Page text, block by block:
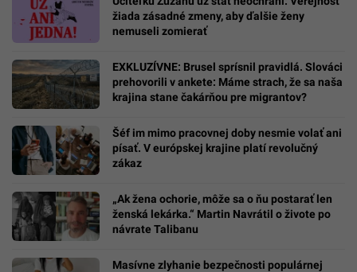
žiada zásadné zmeny, aby ďalšie ženy
nemuseli zomierať
EXKLUZÍVNE: Brusel sprísnil pravidlá. Slováci
prehovorili v ankete: Máme strach, že sa naša
krajina stane čakárňou pre migrantov?
Šéf im mimo pracovnej doby nesmie volať ani
písať. V európskej krajine platí revolučný
zákaz
„Ak žena ochorie, môže sa o ňu postarať len
ženská lekárka.“ Martin Navrátil o živote po
návrate Talibanu
Masívne zlyhanie bezpečnosti populárnej